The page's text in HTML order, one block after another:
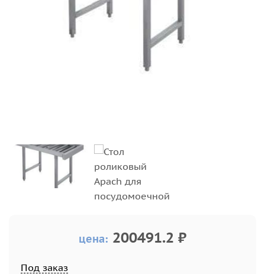
цена: 200491.2 ₽
Под заказ